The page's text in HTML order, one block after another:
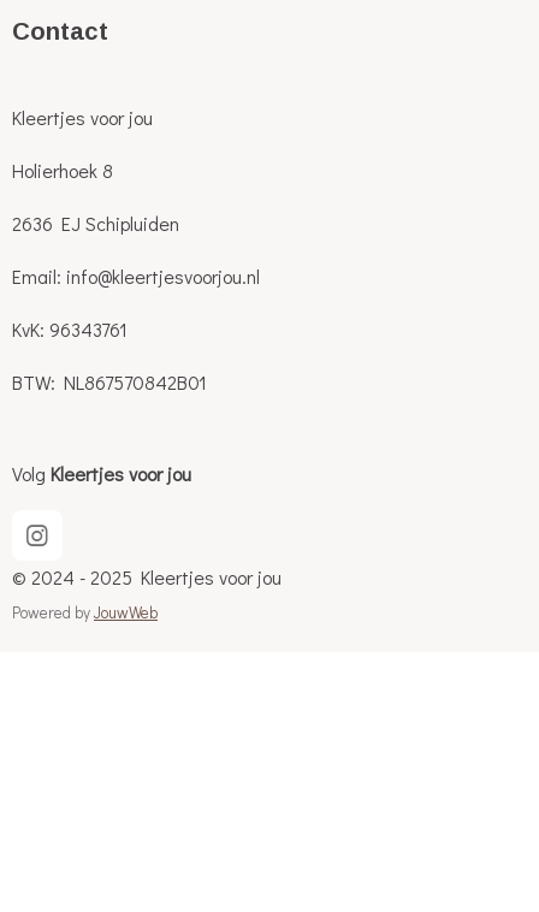
Contact
Kleertjes voor jou
Holierhoek 8
2636 EJ Schipluiden
Email: info@kleertjesvoorjou.nl
KvK: 96343761
BTW: NL867570842B01
Volg Kleertjes voor jou
I
n
s
t
© 2024 - 2025 Kleertjes voor jou
Powered byJouwWeb